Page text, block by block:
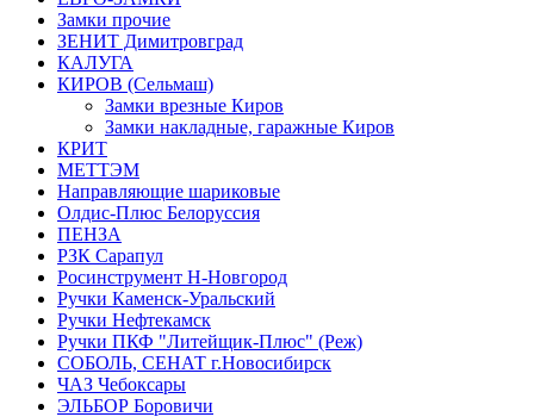
Замки прочие
ЗЕНИТ Димитровград
КАЛУГА
КИРОВ (Сельмаш)
Замки врезные Киров
Замки накладные, гаражные Киров
КРИТ
МЕТТЭМ
Направляющие шариковые
Олдис-Плюс Белоруссия
ПЕНЗА
РЗК Сарапул
Росинструмент Н-Новгород
Ручки Каменск-Уральский
Ручки Нефтекамск
Ручки ПКФ "Литейщик-Плюс" (Реж)
СОБОЛЬ, СЕНАТ г.Новосибирск
ЧАЗ Чебоксары
ЭЛЬБОР Боровичи